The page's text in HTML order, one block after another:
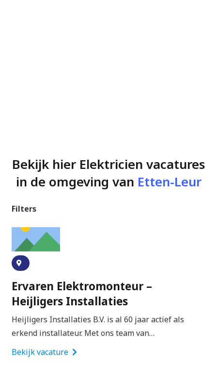
Bekijk hier Elektricien vacatures
in de omgeving van Etten-Leur
Filters
Ervaren Elektromonteur –
Heijligers Installaties
Heijligers Installaties B.V. is al 60 jaar actief als
erkend installateur. Met ons team van…
Bekijk vacature